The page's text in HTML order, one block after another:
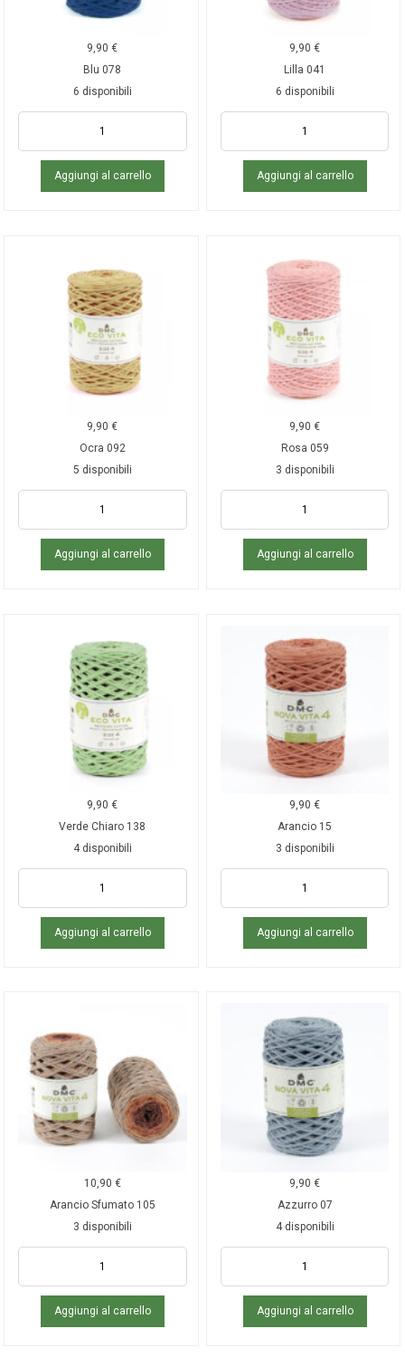
9,90€
Blu 078
6 disponibili
Aggiungi al carrello
9,90€
Lilla 041
6 disponibili
Aggiungi al carrello
9,90€
Ocra 092
5 disponibili
Aggiungi al carrello
9,90€
Rosa 059
3 disponibili
Aggiungi al carrello
9,90€
Verde Chiaro 138
4 disponibili
Aggiungi al carrello
9,90€
Arancio 15
3 disponibili
Aggiungi al carrello
10,90 €
Arancio Sfumato 105
3 disponibili
Aggiungi al carrello
9,90€
Azzurro 07
4 disponibili
Aggiungi al carrello